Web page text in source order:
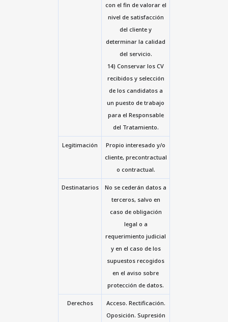
con el fin de valorar el
nivel de satisfacción
del cliente y
determinar la calidad
del servicio.
14) Conservar los CV
recibidos y selección
de los candidatos a
un puesto de trabajo
para el Responsable
del Tratamiento.
Legitimación
Propio interesado y/o
cliente, precontractual
o contractual.
Destinatarios
No se cederán datos a
terceros, salvo en
caso de obligación
legal o a
requerimiento judicial
y en el caso de los
supuestos recogidos
en el aviso sobre
protección de datos.
Derechos
Acceso. Rectificación.
Oposición. Supresión